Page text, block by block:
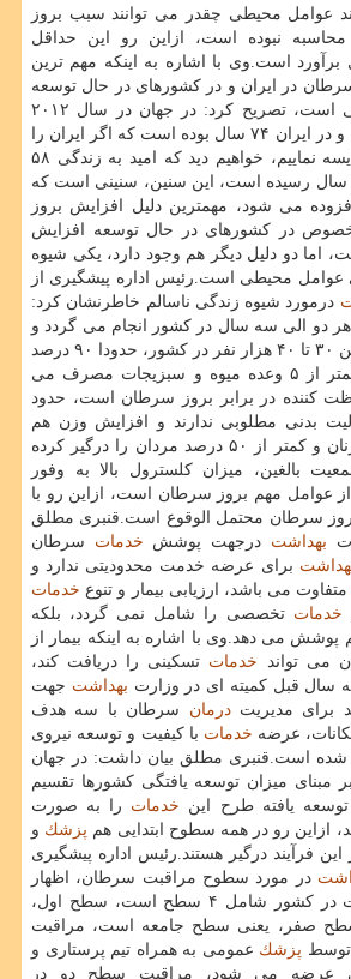
عوامل محیطی چقدر می توانند سبب بروز
نبوده است، ازاین رو این حداقل
است.وی با اشاره به اینكه مهم ترین
در ایران و در كشورهای در حال توسعه
افزایش امید به زندگی است، تصریح كرد: در جهان در سال ۲۰۱۲
امید به زندگی ۷۱ سال و در ایران ۷۴ سال بوده است كه اگر ایران را
با سه دهه گذشته مقایسه نماییم، خواهیم دید كه امید به زندگی ۵۸
سال بوده و الان به ۷۴ سال رسیده است، این سنین، سنینی است كه
می شود، مهمترین دلیل افزایش بروز
در كشورهای در حال توسعه افزایش
اما دو دلیل دیگر هم وجود دارد، یكی شیوه
عوامل محیطی است.رئیس اداره پیشگیری از
درمورد شیوه زندگی ناسالم خاطرنشان كرد:
هر دو الی سه سال در كشور انجام می گردد و
بر مبنای نمونه گیری بین ۳۰ تا ۴۰ هزار نفر در كشور، حدودا ۹۰ درصد
افراد تحت مطالعه، كمتر از ۵ وعده میوه و سبزیجات مصرف می
كننده در برابر بروز سرطان است، حدود
بدنی مطلوبی ندارند و افزایش وزن هم
بیش از ۵۰ درصد در زنان و كمتر از ۵۰ درصد مردان را درگیر كرده
بالغین، میزان كلسترول بالا به وفور
عوامل مهم بروز سرطان است، ازاین رو با
سرطان محتمل الوقوع است.قنبری مطلق
بهداشت درجهت پوشش خدمات سرطان
برای عرضه خدمت محدودیتی ندارد و
متفاوت می باشد، ارزیابی بیمار و تنوع خدمات
خدمات تخصصی را شامل نمی گردد، بلكه
پوشش می دهد.وی با اشاره به اینكه بیمار از
می تواند خدمات تسكینی را دریافت كند،
سال قبل كمیته ای در وزارت بهداشت جهت
برای مدیریتدرمان سرطان با سه هدف
عرضه خدمات با كیفیت و توسعه نیروی
شده است.قنبری مطلق بیان داشت: در جهان
مبنای میزان توسعه یافتگی كشورها تقسیم
یافته طرح این خدمات را به صورت
ازاین رو در همه سطوح ابتدایی هم پزشك و
این فرآیند درگیر هستند.رئیس اداره پیشگیری
در مورد سطوح مراقبت سرطان، اظهار
داشت: سطوح مراقبت در كشور شامل ۴ سطح است، سطح اول،
صفر، یعنی سطح جامعه است، مراقبت
توسط پزشك عمومی به همراه تیم پرستاری و
عرضه می شود، مراقبت سطح دو در